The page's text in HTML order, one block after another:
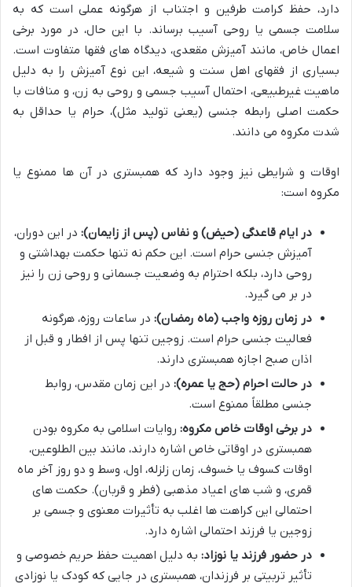
دارد، حفظ کرامت طرفین و اجتناب از هرگونه عملی است که به
سلامت جسمی یا روحی آسیب برساند. با این حال، در مورد برخی
اعمال خاص، مانند آمیزش مقعدی، دیدگاه های فقها متفاوت است.
بسیاری از فقهای اهل سنت و شیعه، این نوع آمیزش را به دلیل
ماهیت غیرطبیعی، احتمال آسیب جسمی و روحی به زن، و منافات با
حکمت اصلی رابطه جنسی (یعنی تولید مثل)، حرام یا حداقل به
شدت مکروه می دانند.
اوقات و شرایطی نیز وجود دارد که همبستری در آن ها ممنوع یا
مکروه است:
در ایام قاعدگی (حیض) و نفاس (پس از زایمان): در این دوران،
آمیزش جنسی حرام است. این حکم نه تنها حکمت بهداشتی و
روحی دارد، بلکه احترام به وضعیت جسمانی و روحی زن را نیز
در بر می گیرد.
در زمان روزه واجب (ماه رمضان): در ساعات روزه، هرگونه
فعالیت جنسی حرام است. زوجین تنها پس از افطار و قبل از
اذان صبح اجازه همبستری دارند.
در حالت احرام (حج یا عمره): در این زمان مقدس، روابط
جنسی مطلقاً ممنوع است.
در برخی اوقات خاص مکروه: روایات اسلامی به مکروه بودن
همبستری در اوقاتی خاص اشاره دارند، مانند بین الطلوعین،
اوقات کسوف یا خسوف، زمان زلزله، اول، وسط و دو روز آخر ماه
قمری، و شب های اعیاد مذهبی (فطر و قربان). حکمت های
احتمالی این کراهت ها اغلب به تأثیرات معنوی و جسمی بر
زوجین یا فرزند احتمالی اشاره دارد.
در حضور فرزند یا نوزاد: به دلیل اهمیت حفظ حریم خصوصی و
تأثیر تربیتی بر فرزندان، همبستری در جایی که کودک یا نوزادی